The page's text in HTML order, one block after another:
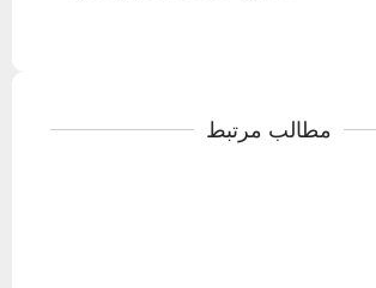
مطالب مرتبط